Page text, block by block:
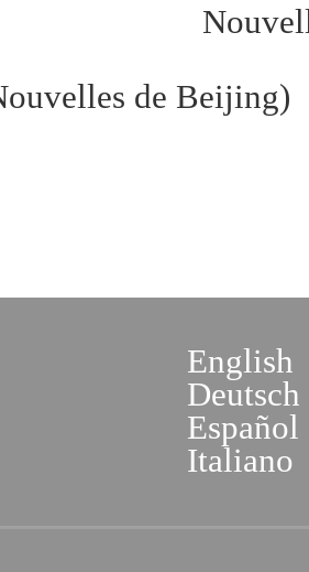
de Beijing)
English
Deutsch
Español
Italiano